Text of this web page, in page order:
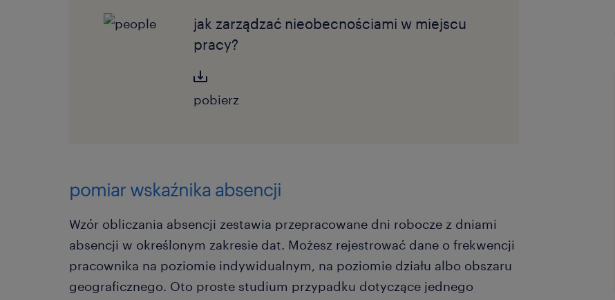
jak zarządzać nieobecnościami w miejscu
pracy?
pobierz
pomiar wskaźnika absencji
Wzór obliczania absencji zestawia przepracowane dni robocze z dniami
absencji w określonym zakresie dat. Możesz rejestrować dane o frekwencji
pracownika na poziomie indywidualnym, na poziomie działu albo obszaru
geograficznego. Oto proste studium przypadku dotyczące jednego